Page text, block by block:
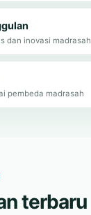
dan inovasi madrasah
pembeda madrasah
terbaru